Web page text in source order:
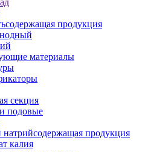
продукция
материалы
секция
подовые
натрийсодержащая продукция
калия